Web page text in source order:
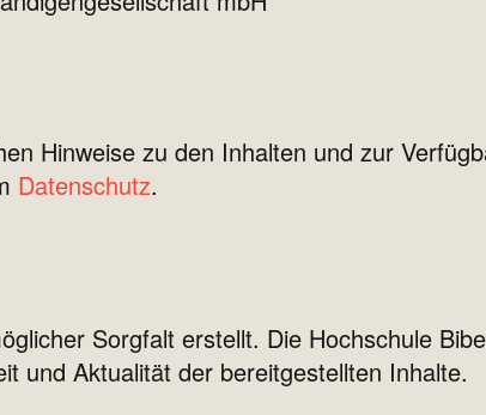
Hinweise zu den Inhalten und zur
Datenschutz.
Sorgfalt erstellt. Die Hochschule
und Aktualität der bereitgestellten Inhalte.